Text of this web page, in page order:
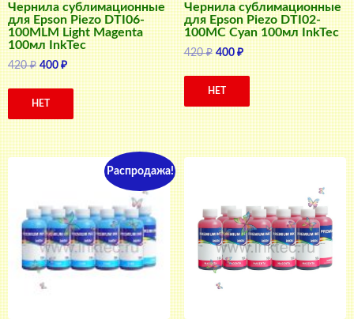
Чернила сублимационные
для Epson Piezo DTI06-
100MLM Light Magenta
100мл InkTec
420₽ Первоначальная
цена
составляла
400₽Текущая
цена:
400 ₽.
НЕТ
Чернила сублимационные
для Epson Piezo DTI02-
100MC Cyan 100мл InkTec
420₽ Первоначальная
цена
составляла
400₽Текущая
цена:
400 ₽.
НЕТ
Распродажа!